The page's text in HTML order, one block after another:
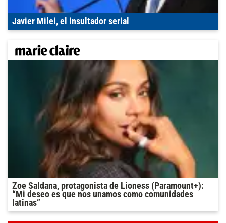
Javier Milei, el insultador serial
Zoe Saldana, protagonista de Lioness (Paramount+):
“Mi deseo es que nos unamos como comunidades
latinas”